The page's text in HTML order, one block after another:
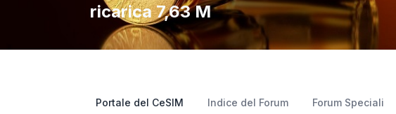
ricarica 7,63 M
Portale del CeSIM Indice del Forum Forum Speciali